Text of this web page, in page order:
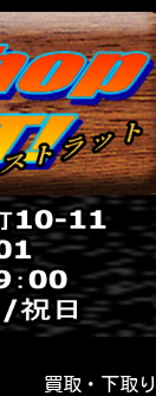
買取・下取り